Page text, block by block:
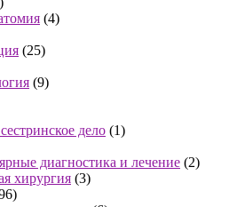
(4)
(25)
(9)
дело (1)
диагностика и лечение (2)
хирургия (3)